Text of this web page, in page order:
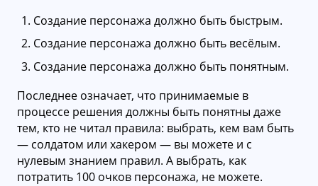
Создание персонажа должно быть быстрым.
Создание персонажа должно быть весёлым.
Создание персонажа должно быть понятным.
Последнее означает, что принимаемые в
процессе решения должны быть понятны даже
тем, кто не читал правила: выбрать, кем вам быть
— солдатом или хакером — вы можете и с
нулевым знанием правил. А выбрать, как
потратить 100 очков персонажа, не можете.